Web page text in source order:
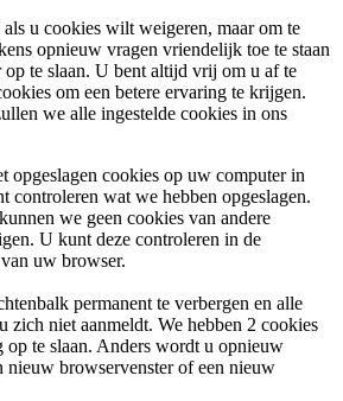
u cookies wilt weigeren, maar om te
opnieuw vragen vriendelijk toe te staan
op te slaan. U bent altijd vrij om u af te
om een betere ervaring te krijgen.
we alle ingestelde cookies in ons
opgeslagen cookies op uw computer in
controleren wat we hebben opgeslagen.
we geen cookies van andere
U kunt deze controleren in de
uw browser.
permanent te verbergen en alle
zich niet aanmeldt. We hebben 2 cookies
op te slaan. Anders wordt u opnieuw
nieuw browservenster of een nieuw